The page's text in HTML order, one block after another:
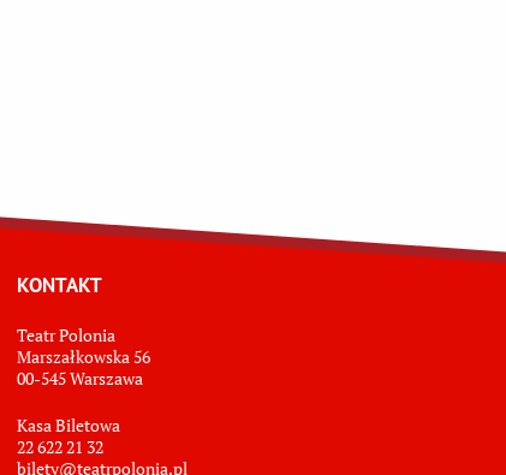
KONTAKT
Teatr Polonia
Marszałkowska 56
00-545 Warszawa
Kasa Biletowa
22 622 21 32
bilety@teatrpolonia.pl